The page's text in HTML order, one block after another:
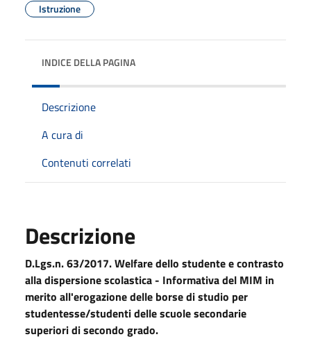
Istruzione
INDICE DELLA PAGINA
Descrizione
A cura di
Contenuti correlati
Descrizione
D.Lgs.n. 63/2017. Welfare dello studente e contrasto
alla dispersione scolastica - Informativa del MIM in
merito all'erogazione delle borse di studio per
studentesse/studenti delle scuole secondarie
superiori di secondo grado.